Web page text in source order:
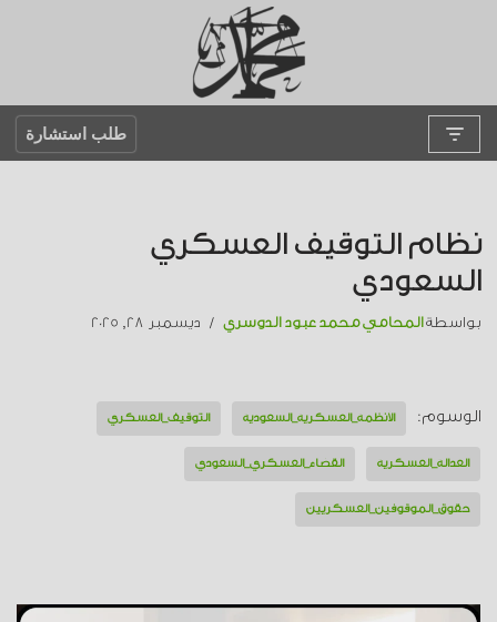
المحتوى
طلب استشارة
نظام التوقيف العسكري
السعودي
بواسطة المحامي محمد عبود الدوسري ديسمبر 28, 2025
الوسوم: الأنظمة_العسكرية_السعودية التوقيف_العسكري
العدالة_العسكرية القضاء_العسكري_السعودي
حقوق_الموقوفين_العسكريين